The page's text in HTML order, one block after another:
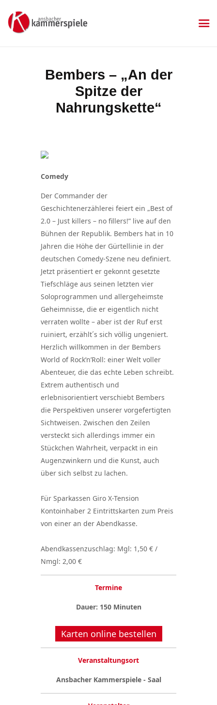
Bembers – „An der
Spitze der
Nahrungskette“
KAMMERSPIELE
Aktuelles
Die Kammerspiele
Mitgliedschaft
Sponsoren
Comedy
Der Commander der
Geschichtenerzählerei feiert ein „Best of
2.0 – Just killers – no fillers!” live auf den
Bühnen der Republik. Bembers hat in 10
Jahren die Höhe der Gürtellinie in der
deutschen Comedy-Szene neu definiert.
Jetzt präsentiert er gekonnt gesetzte
Tiefschläge aus seinen letzten vier
Soloprogrammen und allergeheimste
Geheimnisse, die er eigentlich nicht
verraten wollte – aber ist der Ruf erst
ruiniert, erzählt´s sich völlig ungeniert.
Herzlich willkommen in der Bembers
World of Rock’n’Roll: einer Welt voller
Abenteuer, die das echte Leben schreibt.
Extrem authentisch und
erlebnisorientiert verschiebt Bembers
die Perspektiven unserer vorgefertigten
Sichtweisen. Zwischen den Zeilen
versteckt sich allerdings immer ein
Stückchen Wahrheit, verpackt in ein
Augenzwinkern und die Kunst, auch
über sich selbst zu lachen.
Für Sparkassen Giro X-Tension
Kontoinhaber 2 Eintrittskarten zum Preis
von einer an der Abendkasse.
Abendkassenzuschlag: Mgl: 1,50 € /
Nmgl: 2,00 €
Termine
Dauer: 150 Minuten
Karten online bestellen
Veranstaltungsort
Ansbacher Kammerspiele - Saal